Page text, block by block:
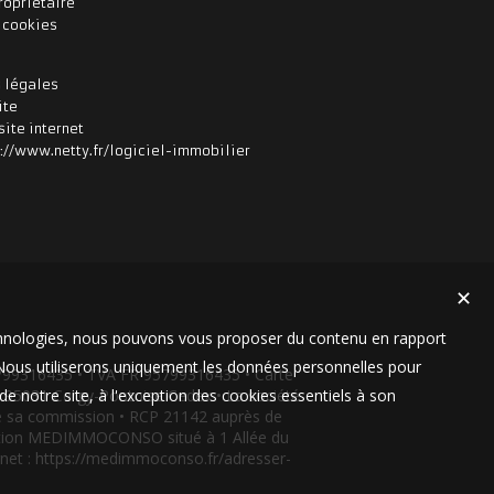
cookies
légales
internet
• TVA FR 95799316435 • Carte
Cergy-Pontoise Cedex • La société
commission • RCP 21142 auprès de
MEDIMMOCONSO situé à 1 Allée du
: https://medimmoconso.fr/adresser-
✕
nous pouvons vous proposer du contenu en rapport
utiliserons uniquement les données personnelles pour
notre site, à l'exception des cookies essentiels à son